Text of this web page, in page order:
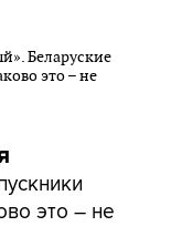
это – не